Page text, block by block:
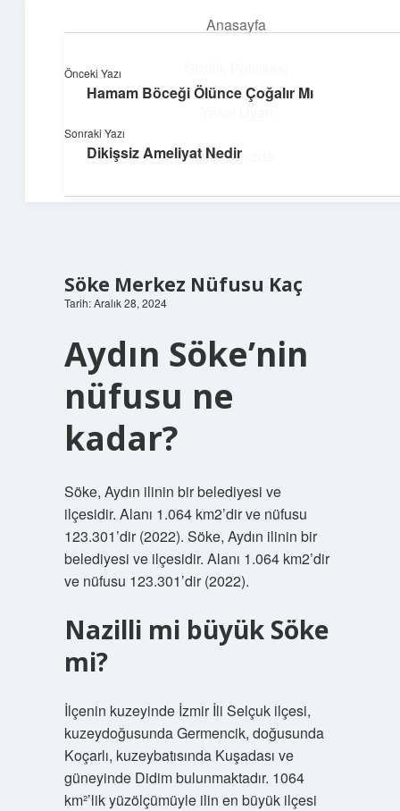
Anasayfa
Hakkımızda
Neşeli Fikir Köşesi
Hayatına neşe katan kısa hikayeler!
Söke Merkez Nüfusu Kaç
Tarih: Aralık 28, 2024
Aydın Söke’nin
nüfusu ne
kadar?
Söke, Aydın ilinin bir belediyesi ve
ilçesidir. Alanı 1.064 km2’dir ve nüfusu
123.301’dir (2022). Söke, Aydın ilinin bir
belediyesi ve ilçesidir. Alanı 1.064 km2’dir
ve nüfusu 123.301’dir (2022).
Nazilli mi büyük Söke
mi?
İlçenin kuzeyinde İzmir İli Selçuk ilçesi,
kuzeydoğusunda Germencik, doğusunda
Koçarlı, kuzeybatısında Kuşadası ve
güneyinde Didim bulunmaktadır. 1064
km²’lik yüzölçümüyle ilin en büyük ilçesi
Önceki Yazı
Hamam Böceği Ölünce Çoğalır Mı
Sonraki Yazı
Dikişsiz Ameliyat Nedir